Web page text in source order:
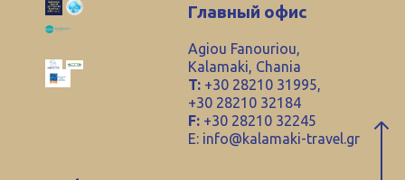
Главный офис
Agiou Fanouriou,
Kalamaki, Chania
T: +30 28210 31995,
+30 28210 32184
F: +30 28210 32245
E: info@kalamaki-travel.gr